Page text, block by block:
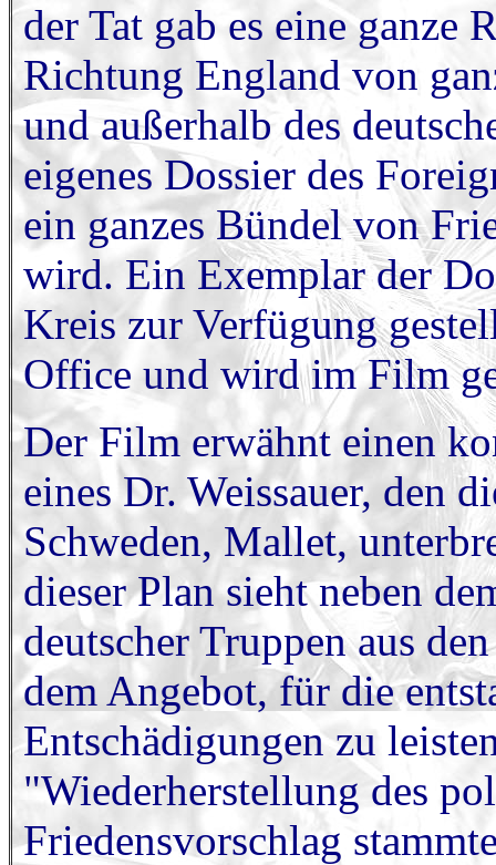
der Tat gab es eine
Richtung England von
und außerhalb des
eigenes Dossier des
ein ganzes Bündel von
wird. Ein Exemplar der
Kreis zur Verfügung
Office und wird im Film
Der Film erwähnt einen
eines Dr. Weissauer, den
Schweden, Mallet,
dieser Plan sieht neben
deutscher Truppen aus
dem Angebot, für die
Entschädigungen zu
"Wiederherstellung des
Friedensvorschlag